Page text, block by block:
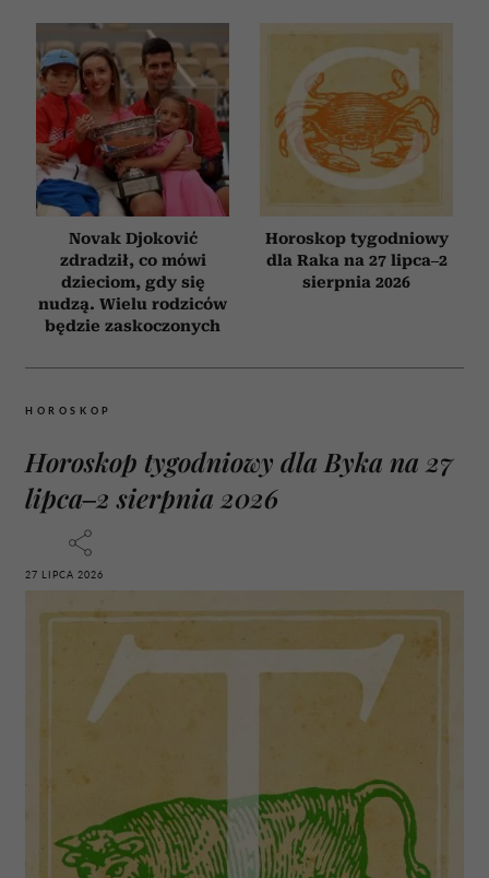
Novak Djoković
zdradził, co mówi
dzieciom, gdy się
nudzą. Wielu rodziców
będzie zaskoczonych
Horoskop tygodniowy
dla Raka na 27 lipca–2
sierpnia 2026
HOROSKOP
Horoskop tygodniowy dla Byka na 27
lipca–2 sierpnia 2026
27 LIPCA 2026